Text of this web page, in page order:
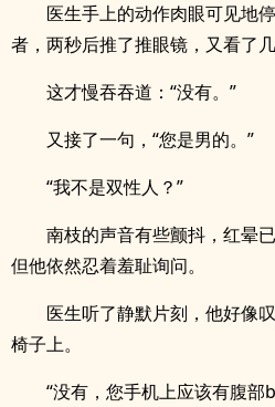
医生手上的动作肉眼可见地
者，两秒后推了推眼镜，又看了几
这才慢吞吞道：“没有。”
又接了一句，“您是男的。”
“我不是双性人？”
南枝的声音有些颤抖，红晕
但他依然忍着羞耻询问。
医生听了静默片刻，他好像
椅子上。
“没有，您手机上应该有腹